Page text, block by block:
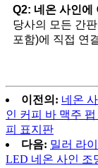
Q2: 네온 사인에
당사의 모든 간
포함)에 직접 연
이전의: 네온
인 커피 바 맥주 펍
피 표지판
다음: 밀러 라
LED 네온 사인 조